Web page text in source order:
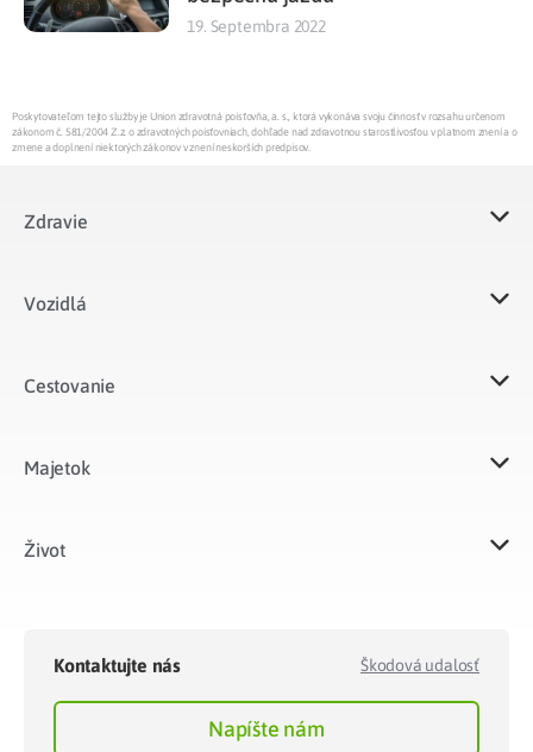
19. Septembra 2022
Poskytovateľom tejto služby je Union zdravotná poisťovňa, a. s., ktorá vykonáva svoju činnosť v rozsahu určenom
zákonom č. 581/2004 Z.z. o zdravotných poisťovniach, dohľade nad zdravotnou starostlivosťou v platnom znení a o
zmene a doplnení niektorých zákonov v znení neskorších predpisov.
Zdravie
Vozidlá​
Cestovanie
Majetok​
Život​
Kontaktujte nás Škodová udalosť
Napíšte nám